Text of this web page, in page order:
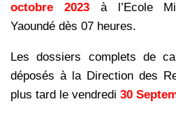
octobre 2023à l’Ecole
Yaoundé dès 07 heures.
Les dossiers complets de
déposés à la Direction des
plus tard le vendredi 30